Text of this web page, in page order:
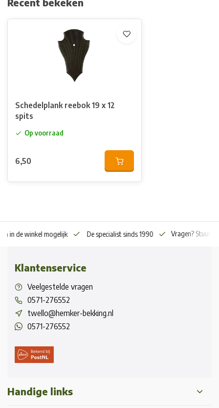
Recent bekeken
Schedelplank reebok 19 x 12
spits
Op voorraad
6,50
in de winkel mogelijk De specialist sinds 1990 Vragen? Stuur
Klantenservice
Veelgestelde vragen
0571-276552
twello@hemker-bekking.nl
0571-276552
Handige links